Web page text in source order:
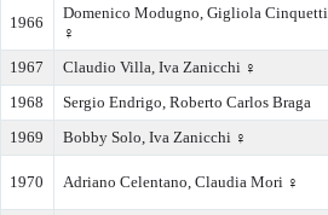
1966
Domenico Modugno, Gigliola Cinquetti
♀️
1967 Claudio Villa, Iva Zanicchi ♀️
1968
Sergio Endrigo, Roberto Carlos Braga
1969
Bobby Solo, Iva Zanicchi ♀️
1970 Adriano Celentano, Claudia Mori ♀️